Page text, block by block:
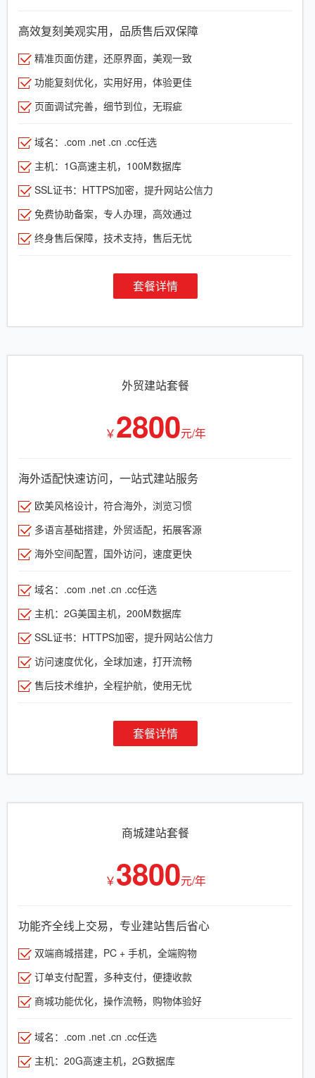
高效复刻美观实用，品质售后双保障
精准页面仿建，还原界面，美观一致
功能复刻优化，实用好用，体验更佳
页面调试完善，细节到位，无瑕疵
域名：.com .net .cn .cc任选
主机：1G高速主机，100M数据库
SSL证书：HTTPS加密，提升网站公信力
免费协助备案，专人办理，高效通过
终身售后保障，技术支持，售后无忧
套餐详情
外贸建站套餐
￥2800元/年
海外适配快速访问，一站式建站服务
欧美风格设计，符合海外，浏览习惯
多语言基础搭建，外贸适配，拓展客源
海外空间配置，国外访问，速度更快
域名：.com .net .cn .cc任选
主机：2G美国主机，200M数据库
SSL证书：HTTPS加密，提升网站公信力
访问速度优化，全球加速，打开流畅
售后技术维护，全程护航，使用无忧
套餐详情
商城建站套餐
￥3800元/年
功能齐全线上交易，专业建站售后省心
双端商城搭建，PC + 手机，全端购物
订单支付配置，多种支付，便捷收款
商城功能优化，操作流畅，购物体验好
域名：.com .net .cn .cc任选
主机：20G高速主机，2G数据库